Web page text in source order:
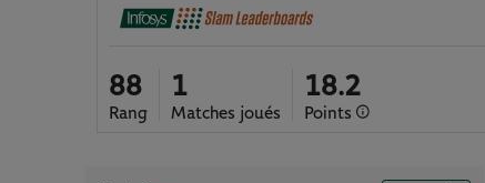
88
Rang
1
Matches joués
18.2
Points